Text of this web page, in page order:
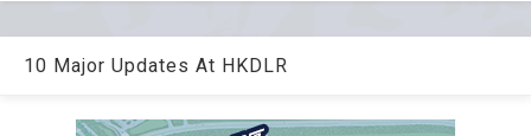
10 Major Updates At HKDLR